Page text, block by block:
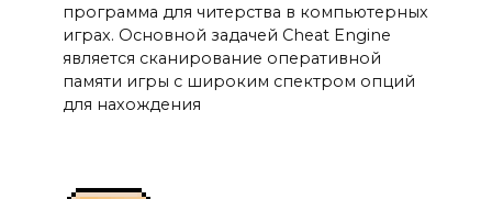
программа для читерства в компьютерных
играх. Основной задачей Cheat Engine
является сканирование оперативной
памяти игры с широким спектром опций
для нахождения